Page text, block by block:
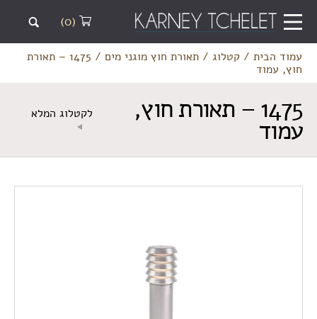
(0)
עמוד הבית/ קטלוג/ תאורת חוץ מוגני מים/
1475 – תאורת
חוץ, עמוד
1475 – תאורת חוץ,
עמוד לקטלוג המלא